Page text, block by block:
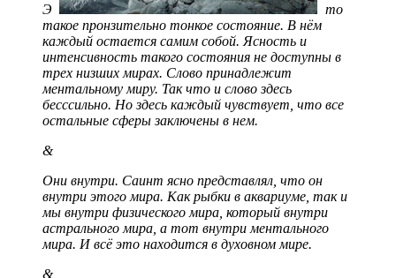
Э
то
такое пронзительно тонкое состояние. В нём
каждый остается самим собой. Ясность и
интенсивность такого состояния не доступны в
трех низших мирах. Слово принадлежит
ментальному миру. Так что и слово здесь
бесссильно. Но здесь каждый чувствует, что все
остальные сферы заключены в нем.
&
Они внутри. Саинт ясно представлял, что он
внутри этого мира. Как рыбки в аквариуме, так и
мы внутри физического мира, который внутри
астрального мира, а тот внутри ментального
мира. И всё это находится в духовном мире.
&